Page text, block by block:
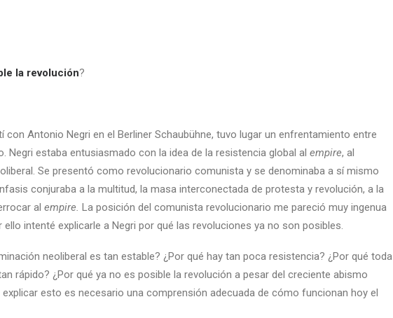
la revolución?
con Antonio Negri en el Berliner Schaubühne, tuvo lugar un enfrentamiento entre
Negri estaba entusiasmado con la idea de la resistencia global al empire, al
Se presentó como revolucionario comunista y se denominaba a sí mismo
conjuraba a la multitud, la masa interconectada de protesta y revolución, a la
al empire. La posición del comunista revolucionario me pareció muy ingenua
ello intenté explicarle a Negri por qué las revoluciones ya no son posibles.
neoliberal es tan estable? ¿Por qué hay tan poca resistencia? ¿Por qué toda
rápido? ¿Por qué ya no es posible la revolución a pesar del creciente abismo
esto es necesario una comprensión adecuada de cómo funcionan hoy el